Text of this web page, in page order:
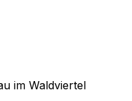
im Waldviertel